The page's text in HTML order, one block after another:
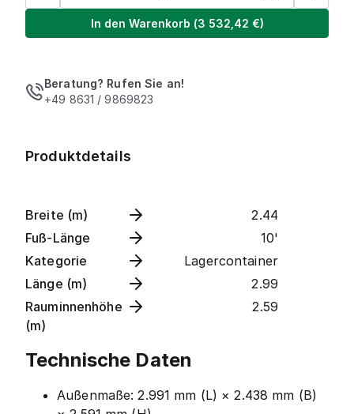
In den Warenkorb (3 532,42 €)
Beratung? Rufen Sie an!
+49 8631 / 9869823
Produktdetails
Breite (m)
2.44
Fuß-Länge
10'
Kategorie
Lagercontainer
Länge (m)
2.99
Rauminnenhöhe
(m)
2.59
Technische Daten
Außenmaße: 2.991 mm (L) × 2.438 mm (B)